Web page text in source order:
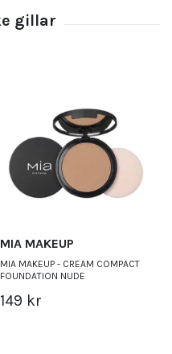
MIA MAKEUP
MIA MAKEUP - CREAM COMPACT
FOUNDATION NUDE
149 kr